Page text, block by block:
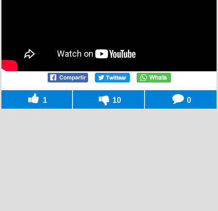
1 10 0